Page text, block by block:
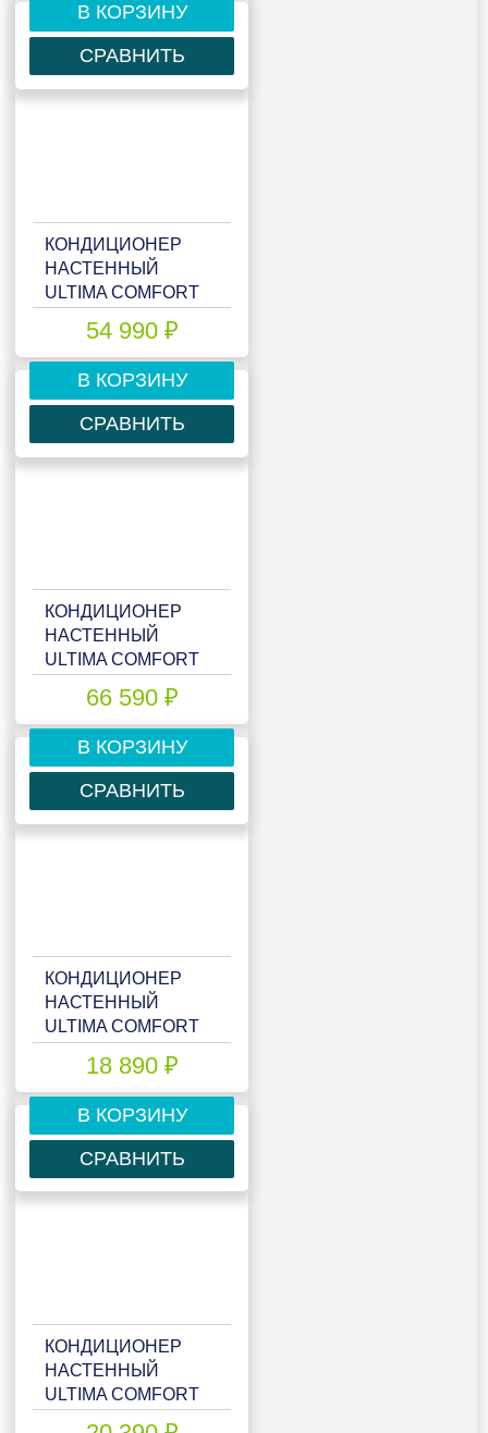
В КОРЗИНУ
СРАВНИТЬ
КОНДИЦИОНЕР
НАСТЕННЫЙ
ULTIMA COMFORT
54 990 ₽
В КОРЗИНУ
СРАВНИТЬ
КОНДИЦИОНЕР
НАСТЕННЫЙ
ULTIMA COMFORT
66 590 ₽
В КОРЗИНУ
СРАВНИТЬ
КОНДИЦИОНЕР
НАСТЕННЫЙ
ULTIMA COMFORT
18 890 ₽
В КОРЗИНУ
СРАВНИТЬ
КОНДИЦИОНЕР
НАСТЕННЫЙ
ULTIMA COMFORT